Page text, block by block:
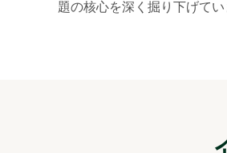
題の核心を深く掘り下げてい